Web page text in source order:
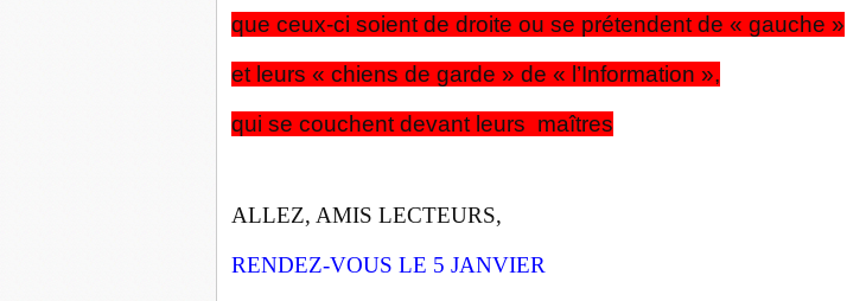
que ceux-ci soient de droite ou se prétendent de « gauche »
et leurs « chiens de garde » de « l’Information »,
qui se couchent devant leurs maîtres
ALLEZ, AMIS LECTEURS,
RENDEZ-VOUS LE 5 JANVIER